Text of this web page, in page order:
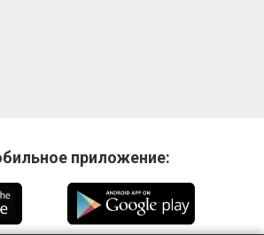
приложение: